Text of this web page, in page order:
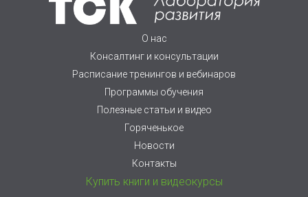
О нас
Консалтинг и консультации
Расписание тренингов и вебинаров
Программы обучения
Полезные статьи и видео
Горяченькое
Новости
Контакты
Купить книги и видеокурсы